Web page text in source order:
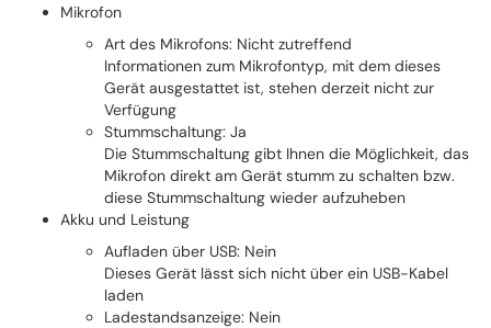
Mikrofon
Art des Mikrofons: Nicht zutreffend
Informationen zum Mikrofontyp, mit dem dieses
Gerät ausgestattet ist, stehen derzeit nicht zur
Verfügung
Stummschaltung: Ja
Die Stummschaltung gibt Ihnen die Möglichkeit, das
Mikrofon direkt am Gerät stumm zu schalten bzw.
diese Stummschaltung wieder aufzuheben
Akku und Leistung
Aufladen über USB: Nein
Dieses Gerät lässt sich nicht über ein USB-Kabel
laden
Ladestandsanzeige: Nein